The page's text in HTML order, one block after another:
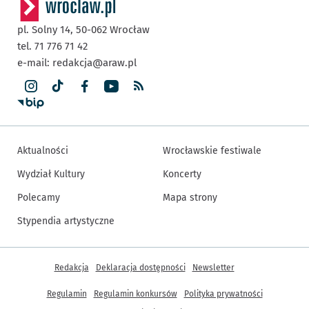
pl. Solny 14, 50-062 Wrocław
tel. 71 776 71 42
e-mail: redakcja@araw.pl
Aktualności
Wydział Kultury
Polecamy
Stypendia artystyczne
Wrocławskie festiwale
Koncerty
Mapa strony
Inne informacje
Redakcja Deklaracja dostępności Newsletter
Regulamin Regulamin konkursów
Polityka prywatności